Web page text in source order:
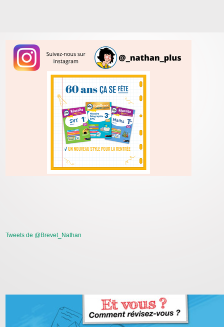
Tweets de @Brevet_Nathan